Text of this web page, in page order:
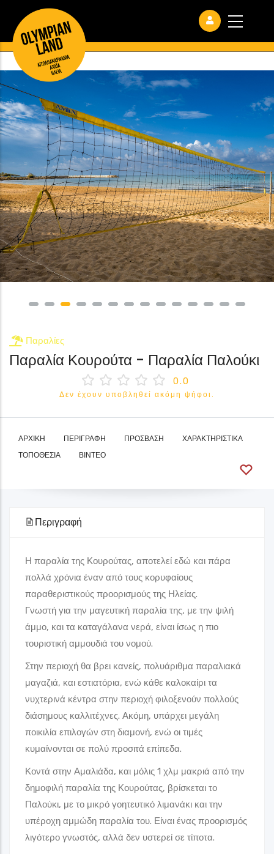
Παραλίες
Παραλία Κουρούτα - Παραλία Παλούκι
0.0
Δεν έχουν υποβληθεί ακόμη ψήφοι.
ΑΡΧΙΚΉ ΠΕΡΙΓΡΑΦΉ ΠΡΌΣΒΑΣΗ
ΧΑΡΑΚΤΗΡΙΣΤΙΚΆ
ΤΟΠΟΘΕΣΊΑ
ΒΊΝΤΕΟ
Περιγραφή
Η παραλία της Κουρούτας, αποτελεί εδώ και πάρα
πολλά χρόνια έναν από τους κορυφαίους
παραθεριστικούς προορισμούς της Ηλείας.
Γνωστή για την μαγευτική παραλία της, με την ψιλή
άμμο, και τα καταγάλανα νερά, είναι ίσως η πιο
τουριστική αμμουδιά του νομού.
Στην περιοχή θα βρει κανείς, πολυάριθμα παραλιακά
μαγαζιά, και εστιατόρια, ενώ κάθε καλοκαίρι τα
νυχτερινά κέντρα στην περιοχή φιλοξενούν πολλούς
διάσημους καλλιτέχνες. Ακόμη, υπάρχει μεγάλη
ποικιλία επιλογών στη διαμονή, ενώ οι τιμές
κυμαίνονται σε πολύ προσιτά επίπεδα.
Κοντά στην Αμαλιάδα, και μόλις 1 χλμ μακριά από την
δημοφιλή παραλία της Κουρούτας, βρίσκεται το
Παλούκι, με το μικρό γοητευτικό λιμανάκι και την
υπέροχη αμμώδη παραλία του. Είναι ένας προορισμός
λιγότερο γνωστός, αλλά δεν υστερεί σε τίποτα.